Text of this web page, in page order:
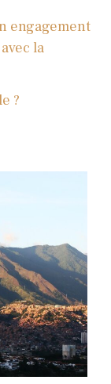
engagement
la
?